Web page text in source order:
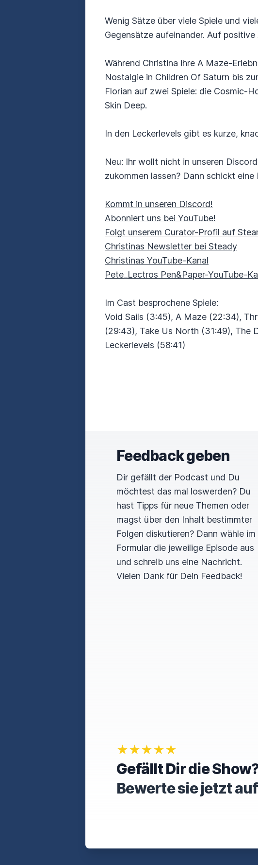
Wenig Sätze über viele Spiele und
Gegensätze aufeinander. Auf
Während Christina ihre A Maze-
Nostalgie in Children Of Saturn bis
Florian auf zwei Spiele: die Cosmic-
Skin Deep.
In den Leckerlevels gibt es kurze,
Neu: Ihr wollt nicht in unseren
zukommen lassen? Dann schickt
Kommt in unseren Discord!
Abonniert uns bei YouTube!
Folgt unserem Curator-Profil auf
Christinas Newsletter bei Steady
Christinas YouTube-Kanal
Pete_Lectros Pen&Paper-YouTube-
Im Cast besprochene Spiele:
Void Sails (3:45), A Maze (22:34),
(29:43), Take Us North (31:49), The
Leckerlevels (58:41)
Feedback geben
Dir gefällt der Podcast und Du
möchtest das mal loswerden? Du
hast Tipps für neue Themen oder
magst über den Inhalt bestimmter
Folgen diskutieren? Dann wähle im
Formular die jeweilige Episode aus
und schreib uns eine Nachricht.
Vielen Dank für Dein Feedback!
★★★★★
Gefällt Dir die
Bewerte sie jetzt